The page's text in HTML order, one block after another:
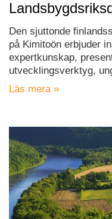
Den sjuttonde
på Kimitoön erbjuder
expertkunskap,
utvecklingsverktyg,
Läs mera »